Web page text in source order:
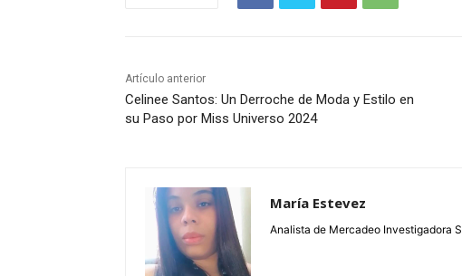
Artículo anterior
Celinee Santos: Un Derroche de Moda y Estilo en
su Paso por Miss Universo 2024
María Estevez
Analista de Mercadeo Investigadora